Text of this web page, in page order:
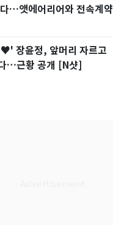
…앳에어리어와 전속계약
장윤정, 앞머리 자르고
…근황 공개 [N샷]